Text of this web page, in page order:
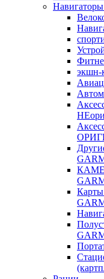
экшн-
Карты